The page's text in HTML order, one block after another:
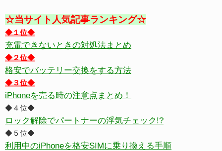
☆当サイト人気記事ランキング☆
◆１位◆
充電できないときの対処法まとめ
◆２位◆
格安でバッテリー交換をする方法
◆３位◆
iPhoneを売る時の注意点まとめ！
◆４位◆
ロック解除でパートナーの浮気チェック!?
◆５位◆
利用中のiPhoneを格安SIMに乗り換える手順